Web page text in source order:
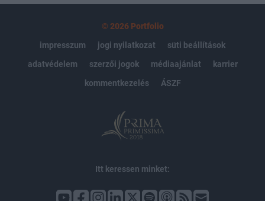
© 2026 Portfolio
impresszum
jogi nyilatkozat
süti beállítások
adatvédelem
szerzői jogok médiaajánlat
karrier
kommentkezelés
ÁSZF
Itt keressen minket: